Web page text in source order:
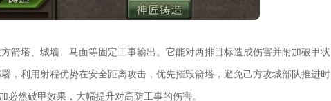
箭塔、城墙、马面等固定工事输出。它能对两排目标造成伤害并附加破甲状
，利用射程优势在安全距离攻击，优先摧毁箭塔，避免己方攻城部队推进时
必然破甲效果，大幅提升对高防工事的伤害。